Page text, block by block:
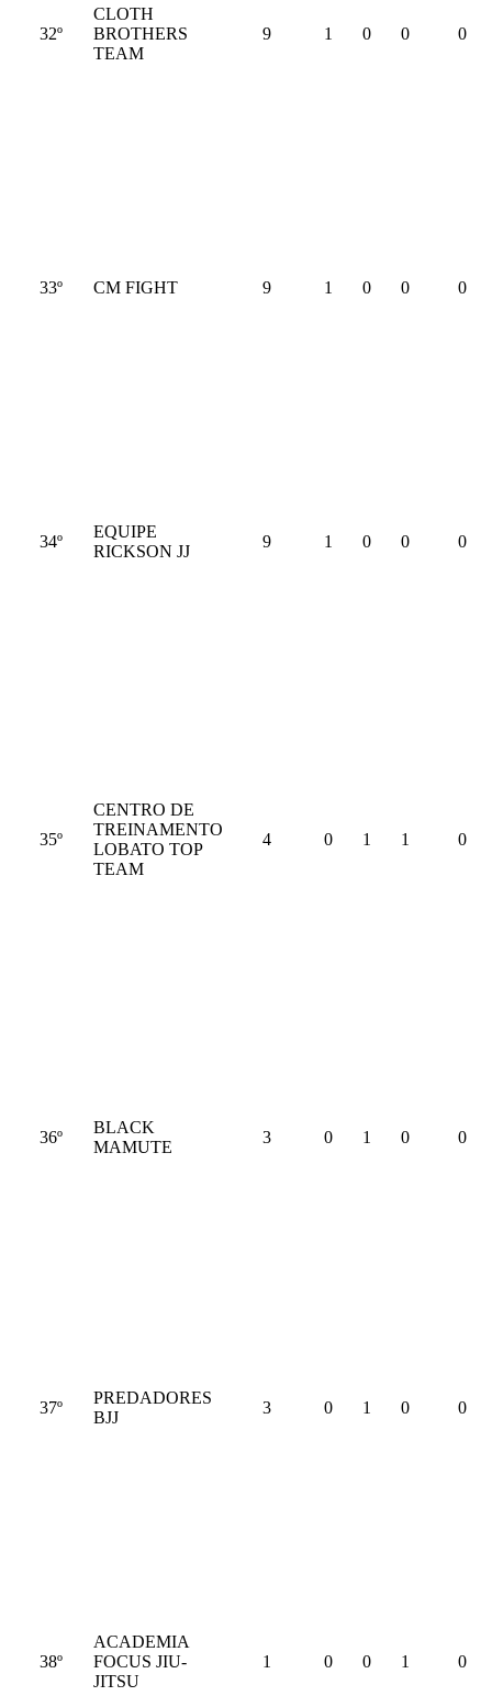
32º
CLOTH
BROTHERS
TEAM
9 1 0 0 0
33º CM FIGHT 9 1 0 0 0
34º
EQUIPE
RICKSON JJ
9 1 0 0 0
35º
CENTRO DE
TREINAMENTO
LOBATO TOP
TEAM
4 0 1 1 0
36º
BLACK
MAMUTE
3 0 1 0 0
37º
PREDADORES
BJJ
3 0 1 0 0
38º
ACADEMIA
FOCUS JIU-
JITSU
1 0 0 1 0